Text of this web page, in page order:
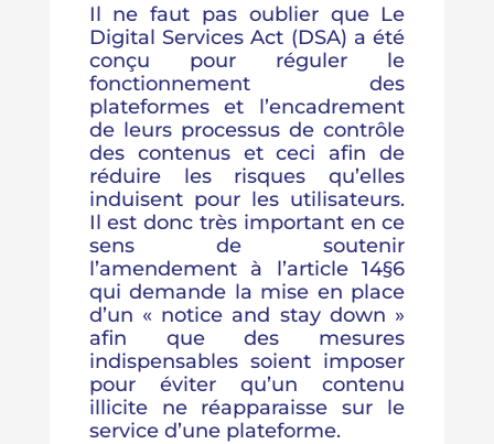
Il ne faut pas oublier que Le
Digital Services Act (DSA) a été
conçu pour réguler le
fonctionnement des
plateformes et l’encadrement
de leurs processus de contrôle
des contenus et ceci afin de
réduire les risques qu’elles
induisent pour les utilisateurs.
Il est donc très important en ce
sens de soutenir
l’amendement à l’article 14§6
qui demande la mise en place
d’un « notice and stay down »
afin que des mesures
indispensables soient imposer
pour éviter qu’un contenu
illicite ne réapparaisse sur le
service d’une plateforme.